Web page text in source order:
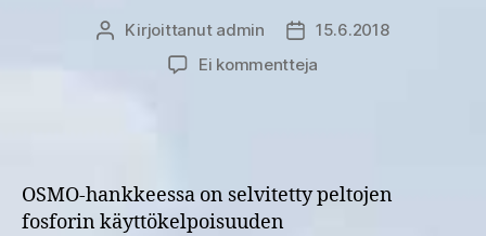
Kirjoittaja
Kirjoittanut admin Julkaisupäivämäärä
15.6.2018
Ei kommentteja
parantaminen
ja
OSMO-hankkeessa on selvitetty peltojen
fosforin käyttökelpoisuuden